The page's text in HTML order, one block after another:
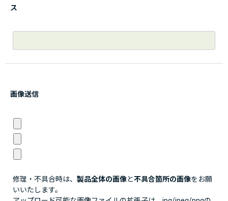
ス
画像送信
修理・不具合時は、 製品全体の画像と不具合箇所の画像をお願
いいたします。